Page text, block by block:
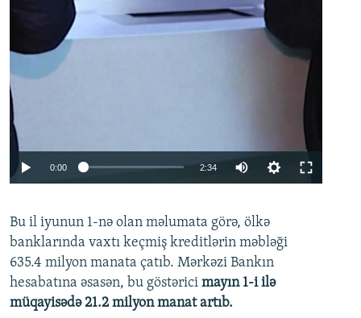
0:00 2:34
360p
480p
720p
Bu il iyunun 1-nə olan məlumata görə, ölkə
banklarında vaxtı keçmiş kreditlərin məbləği
635.4 milyon manata çatıb. Mərkəzi Bankın
hesabatına əsasən, bu göstərici mayın 1-i ilə
müqayisədə 21.2 milyon manat artıb.